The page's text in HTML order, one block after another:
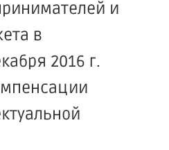
и
в
2016 г.